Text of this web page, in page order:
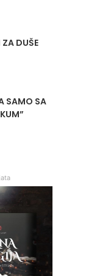
DUŠE
SAMO SA